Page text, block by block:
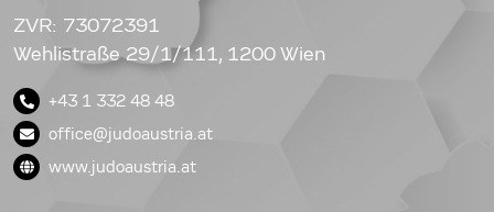
ZVR: 73072391
Wehlistraße 29/1/111, 1200 Wien
+43 1 332 48 48
office@judoaustria.at
www.judoaustria.at